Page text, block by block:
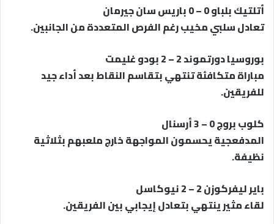
أتلتيك بلباو 0 – 0 باريس سان جيرمان
تعادل سلبي مخيب رغم الفرص المتعددة من الجانبين.
بوروسيا دورتموند 2 – 2 بودو غليمت
مباراة متكافئة تنتهي بتقاسم النقاط بعد أداء جيد
للفريقين.
كلوب بروج 0 – 3 أرسنال
المدفعجية يحسمون المواجهة خارج ملعبهم بثلاثية
نظيفة.
باير ليفركوزن 2 – 2 نيوكاسل
لقاء مثير ينتهي بتعادل إيجابي بين الفريقين.